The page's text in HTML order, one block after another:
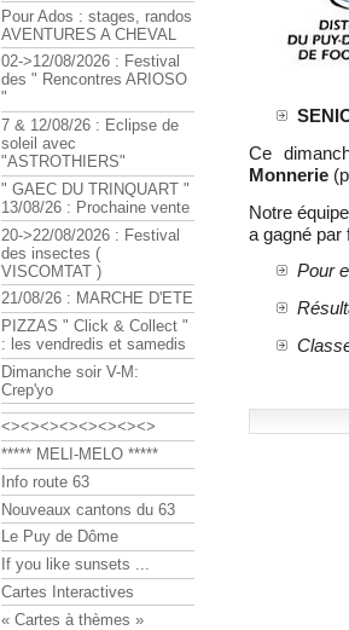
Ce
Monnerie
Notre
a gagné par
Pour
Pour Ados : stages, randos
AVENTURES A CHEVAL
02->12/08/2026 : Festival
des " Rencontres ARIOSO
"
7 & 12/08/26 : Eclipse de
soleil avec
"ASTROTHIERS"
" GAEC DU TRINQUART "
13/08/26 : Prochaine vente
20->22/08/2026 : Festival
des insectes (
VISCOMTAT )
21/08/26 : MARCHE D'ETE
PIZZAS " Click & Collect "
: les vendredis et samedis
Dimanche soir V-M:
Crep'yo
<><><><><><><><>
***** MELI-MELO *****
Info route 63
Nouveaux cantons du 63
Le Puy de Dôme
If you like sunsets ...
Cartes Interactives
« Cartes à thèmes »